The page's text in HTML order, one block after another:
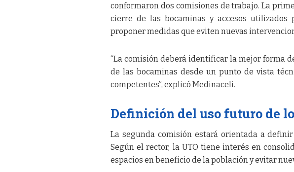
conformaron dos comisiones de trabajo. La
cierre de las bocaminas y accesos utilizados
proponer medidas que eviten nuevas
“La comisión deberá identificar la mejor forma
de las bocaminas desde un punto de vista
competentes”, explicó Medinaceli.
Definición del uso futuro de
La segunda comisión estará orientada a
Según el rector, la UTO tiene interés en
espacios en beneficio de la población y evitar